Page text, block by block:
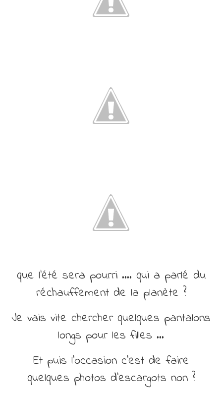
que l’été sera pourri …. qui a parlé du
réchauffement de la planète ?
Je vais vite chercher quelques pantalons
longs pour les filles …
Et puis l’occasion c’est de faire
quelques photos d’escargots non ?